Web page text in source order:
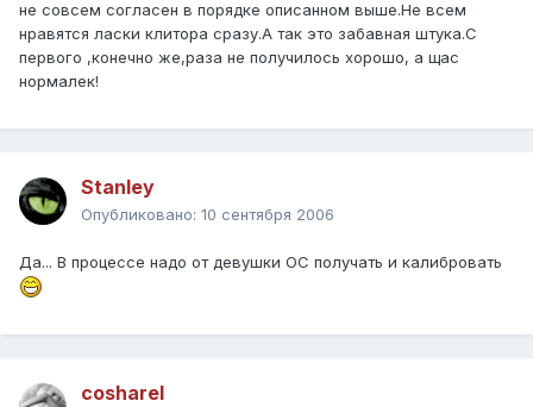
не совсем согласен в порядке описанном выше.Не всем
нравятся ласки клитора сразу.А так это забавная штука.С
первого ,конечно же,раза не получилось хорошо, а щас
нормалек!
Stanley
Опубликовано: 10 сентября 2006
Да... В процессе надо от девушки ОС получать и калибровать
cosharel